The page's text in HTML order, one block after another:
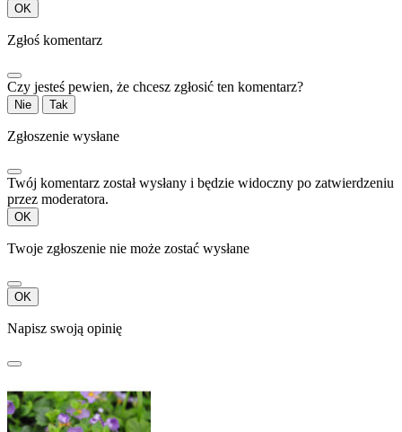
OK
Zgłoś komentarz
Czy jesteś pewien, że chcesz zgłosić ten komentarz?
Nie Tak
Zgłoszenie wysłane
Twój komentarz został wysłany i będzie widoczny po zatwierdzeniu
przez moderatora.
OK
Twoje zgłoszenie nie może zostać wysłane
OK
Napisz swoją opinię